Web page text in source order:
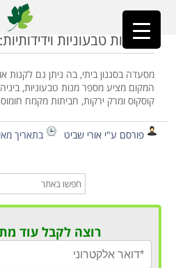
ראשי»אוכל טבעוני מוכן במשקל
מסעדות טבעוניות
מסעדה בסגנון ביתי, בה ניתן גם לקנות
המקום מציע מספר מנות טבעוניות,
קוסקוס ומרק ירקות, חביתות מקמח
פורסם ע"י אורי שביט בתאריך מאי - 31 -
רוצה לקבל עוד